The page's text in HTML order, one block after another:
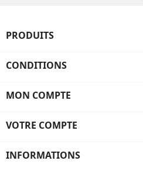
PRODUITS
CONDITIONS
MON COMPTE
VOTRE COMPTE
INFORMATIONS